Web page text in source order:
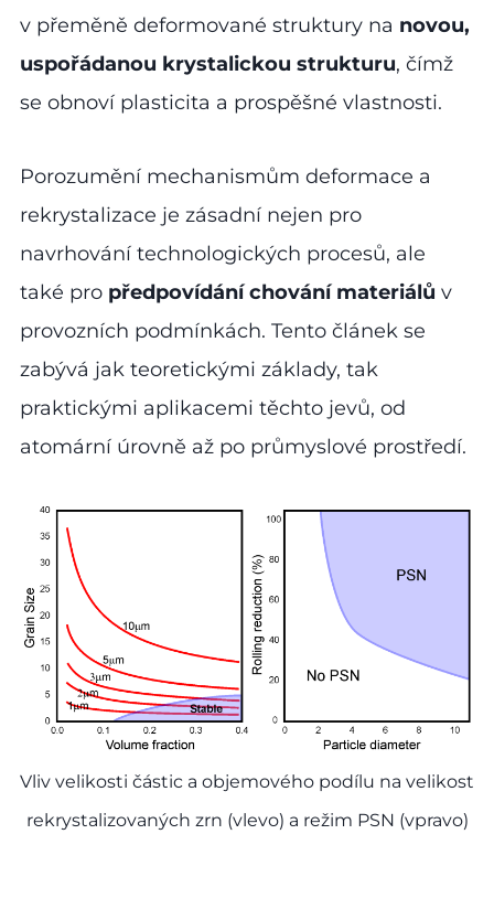
v přeměně deformované struktury na novou,
uspořádanou krystalickou strukturu, čímž
se obnoví plasticita a prospěšné vlastnosti.
Porozumění mechanismům deformace a
rekrystalizace je zásadní nejen pro
navrhování technologických procesů, ale
také pro předpovídání chování materiálů v
provozních podmínkách. Tento článek se
zabývá jak teoretickými základy, tak
praktickými aplikacemi těchto jevů, od
atomární úrovně až po průmyslové prostředí.
Vliv velikosti částic a objemového podílu na velikost
rekrystalizovaných zrn (vlevo) a režim PSN (vpravo)